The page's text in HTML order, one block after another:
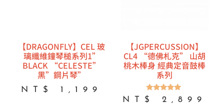
【DRAGONFLY】CEL 玻
璃纖維鐘琴槌系列1”
BLACK “CELESTE”
黑”鋼片琴”
NT$ 1,199
【JGPERCUSSION】
CL4 “德佛札克” 山胡
桃木棒身 經典定音鼓棒
系列
評分
NT$ 2,899